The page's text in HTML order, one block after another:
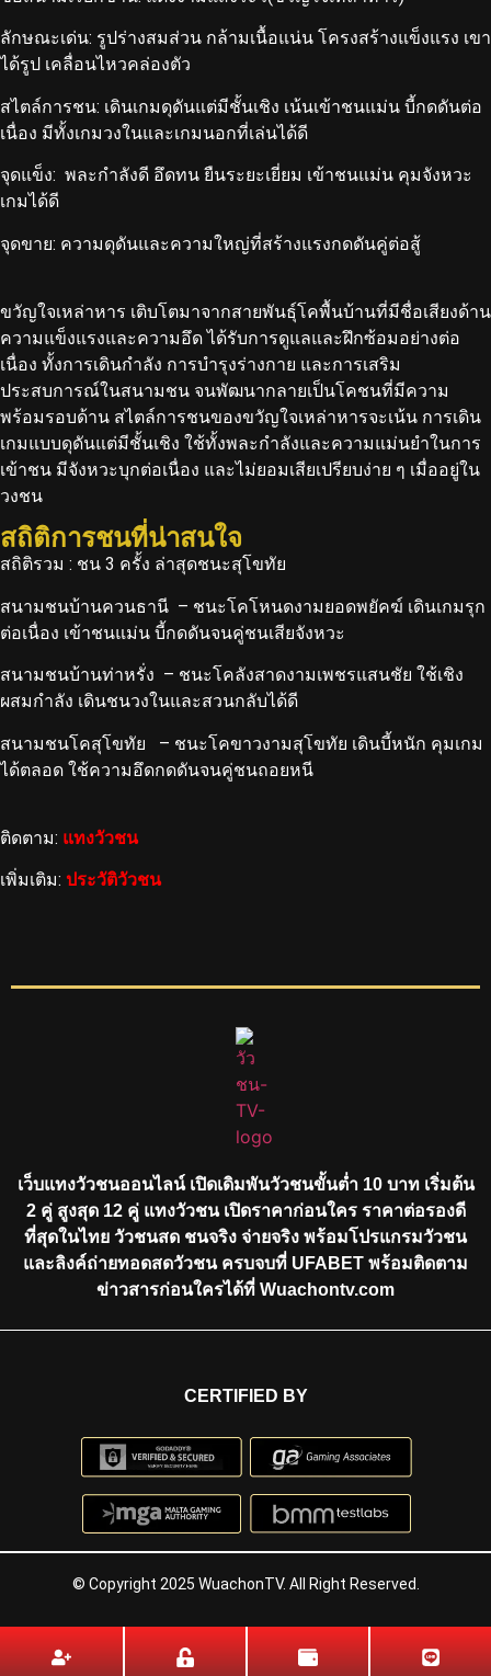
ลักษณะเด่น: รูปร่างสมส่วน กล้ามเนื้อแน่น โครงสร้างแข็งแรง เขา
ได้รูป เคลื่อนไหวคล่องตัว
สไตล์การชน: เดินเกมดุดันแต่มีชั้นเชิง เน้นเข้าชนแม่น บี้กดดันต่อ
เนื่อง มีทั้งเกมวงในและเกมนอกที่เล่นได้ดี
จุดแข็ง: พละกำลังดี อึดทน ยืนระยะเยี่ยม เข้าชนแม่น คุมจังหวะ
เกมได้ดี
จุดขาย: ความดุดันและความใหญ่ที่สร้างแรงกดดันคู่ต่อสู้
ขวัญใจเหล่าหาร เติบโตมาจากสายพันธุ์โคพื้นบ้านที่มีชื่อเสียงด้าน
ความแข็งแรงและความอึด ได้รับการดูแลและฝึกซ้อมอย่างต่อ
เนื่อง ทั้งการเดินกำลัง การบำรุงร่างกาย และการเสริม
ประสบการณ์ในสนามชน จนพัฒนากลายเป็นโคชนที่มีความ
พร้อมรอบด้าน สไตล์การชนของขวัญใจเหล่าหารจะเน้น การเดิน
เกมแบบดุดันแต่มีชั้นเชิง ใช้ทั้งพละกำลังและความแม่นยำในการ
เข้าชน มีจังหวะบุกต่อเนื่อง และไม่ยอมเสียเปรียบง่าย ๆ เมื่ออยู่ใน
วงชน
สถิติการชนที่น่าสนใจ
สถิติรวม : ชน 3 ครั้ง ล่าสุดชนะสุโขทัย
สนามชนบ้านควนธานี – ชนะโคโหนดงามยอดพยัคฆ์ เดินเกมรุก
ต่อเนื่อง เข้าชนแม่น บี้กดดันจนคู่ชนเสียจังหวะ
สนามชนบ้านท่าหรั่ง – ชนะโคลังสาดงามเพชรแสนชัย ใช้เชิง
ผสมกำลัง เดินชนวงในและสวนกลับได้ดี
สนามชนโคสุโขทัย – ชนะโคขาวงามสุโขทัย เดินบี้หนัก คุมเกม
ได้ตลอด ใช้ความอึดกดดันจนคู่ชนถอยหนี
ติดตาม: แทงวัวชน
เพิ่มเติม: ประวัติวัวชน
เว็บแทงวัวชนออนไลน์ เปิดเดิมพันวัวชนขั้นต่ำ 10 บาท เริ่มต้น
2 คู่ สูงสุด 12 คู่ แทงวัวชน เปิดราคาก่อนใคร ราคาต่อรองดี
ที่สุดในไทย วัวชนสด ชนจริง จ่ายจริง พร้อมโปรแกรมวัวชน
และลิงค์ถ่ายทอดสดวัวชน ครบจบที่ UFABET พร้อมติดตาม
ข่าวสารก่อนใครได้ที่ Wuachontv.com
CERTIFIED BY
© Copyright 2025 WuachonTV. All Right Reserved.